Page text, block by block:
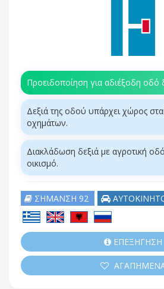
Προειδοποίηση για αδιέξοδη οδό
Δεξιά της οδού υπάρχει χώρος
οχημάτων.
Διακλάδωση δεξιά με αγροτική
οικισμό.
ΣΗΜΑΝΣΗ 92
ΕΠΕΞΗΓΗΣΗ